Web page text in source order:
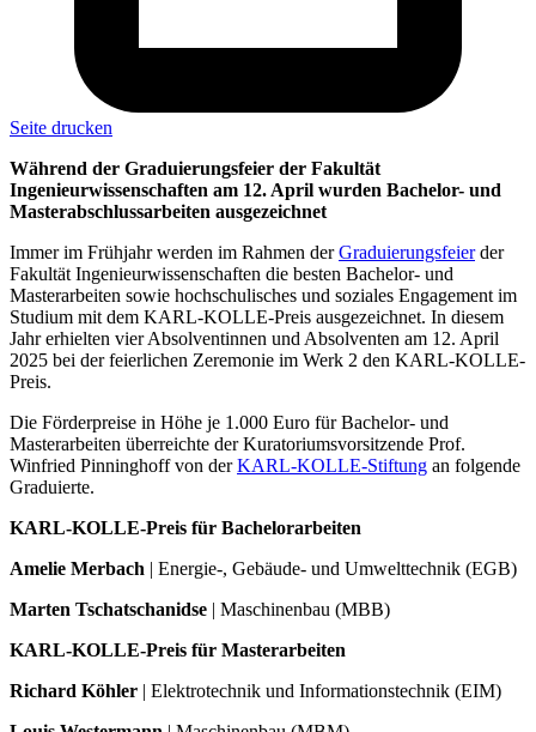
Seite drucken
Während der Graduierungsfeier der Fakultät
Ingenieurwissenschaften am 12. April wurden Bachelor- und
Masterabschlussarbeiten ausgezeichnet
Immer im Frühjahr werden im Rahmen derGraduierungsfeierder
Fakultät Ingenieurwissenschaften die besten Bachelor- und
Masterarbeiten sowie hochschulisches und soziales Engagement im
Studium mit dem KARL-KOLLE-Preis ausgezeichnet. In diesem
Jahr erhielten vier Absolventinnen und Absolventen am 12. April
2025 bei der feierlichen Zeremonie im Werk 2 den KARL-KOLLE-
Preis.
Die Förderpreise in Höhe je 1.000 Euro für Bachelor- und
Masterarbeiten überreichte der Kuratoriumsvorsitzende Prof.
Winfried Pinninghoff von derKARL-KOLLE-Stiftung an folgende
Graduierte.
KARL-KOLLE-Preis für Bachelorarbeiten
Amelie Merbach | Energie-, Gebäude- und Umwelttechnik (EGB)
Marten Tschatschanidse | Maschinenbau (MBB)
KARL-KOLLE-Preis für Masterarbeiten
Richard Köhler | Elektrotechnik und Informationstechnik (EIM)